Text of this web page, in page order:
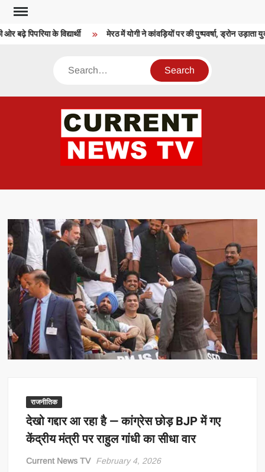
Skip
content
पिपरिया के विद्यार्थी मेरठ में योगी ने कांवड़ियों पर की पुष्पवर्षा, ड्रोन उड़ाता
Search
राजनीतिक
देखो गद्दार आ रहा है — कांग्रेस छोड़ BJP में गए
केंद्रीय मंत्री पर राहुल गांधी का सीधा वार
Current News TV February 4, 2026